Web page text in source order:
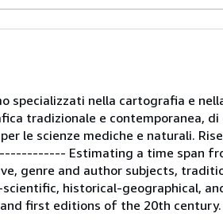
specializzati nella cartografia e
tradizionale e contemporanea, di
le scienze mediche e naturali.
Estimating a time span
genre and author subjects,
historical-geographical,
first editions of the 20th century.